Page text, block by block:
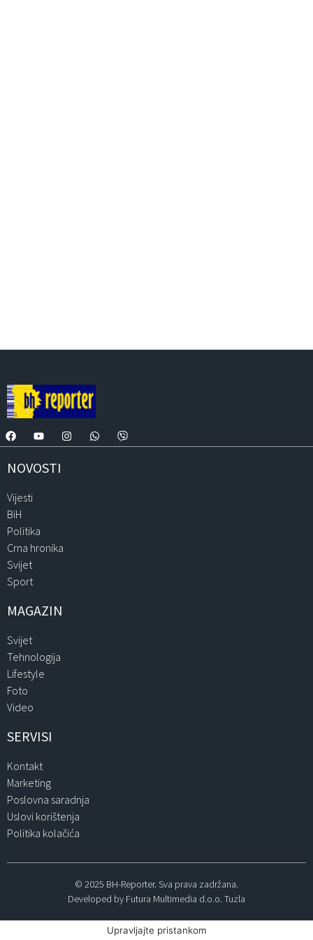
NOVOSTI
Vijesti
BiH
Politika
Crna hronika
Svijet
Sport
MAGAZIN
Svijet
Tehnologija
Lifestyle
Foto
Video
SERVISI
Kontakt
Marketing
Poslovna saradnja
Uslovi korištenja
Politika kolačića
© 2025 BH-Reporter. Sva prava zadržana.
Developed by Futura Multimedia d.o.o. Tuzla
Upravljajte pristankom